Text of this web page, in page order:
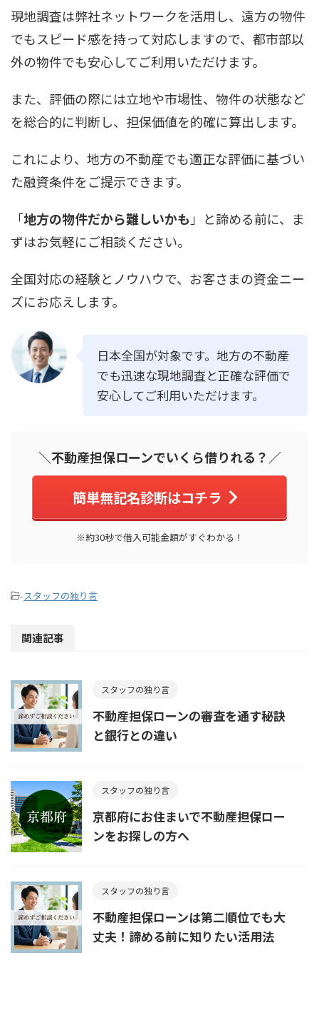
現地調査は弊社ネットワークを活用し、遠方の物件
でもスピード感を持って対応しますので、都市部以
外の物件でも安心してご利用いただけます。
また、評価の際には立地や市場性、物件の状態など
を総合的に判断し、担保価値を的確に算出します。
これにより、地方の不動産でも適正な評価に基づい
た融資条件をご提示できます。
「地方の物件だから難しいかも」と諦める前に、ま
ずはお気軽にご相談ください。
全国対応の経験とノウハウで、お客さまの資金ニー
ズにお応えします。
日本全国が対象です。地方の不動産
でも迅速な現地調査と正確な評価で
安心してご利用いただけます。
＼不動産担保ローンでいくら借りれる？／
簡単無記名診断はコチラ
※約30秒で借入可能金額がすぐわかる！
-スタッフの独り言
関連記事
スタッフの独り言
不動産担保ローンの審査を通す秘訣
と銀行との違い
スタッフの独り言
京都府にお住まいで不動産担保ロー
ンをお探しの方へ
スタッフの独り言
不動産担保ローンは第二順位でも大
丈夫！諦める前に知りたい活用法